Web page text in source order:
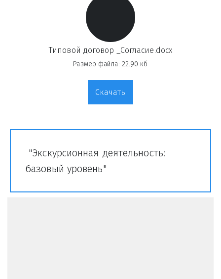
Типовой договор _Согласие.docx
Размер файла: 22.90 кб
Скачать
базовый уровень"